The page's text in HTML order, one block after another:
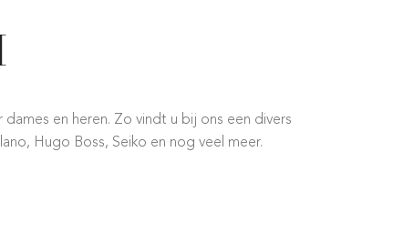
en heren. Zo vindt u bij ons een divers
Hugo Boss, Seiko en nog veel meer.